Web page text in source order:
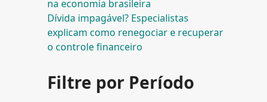
na economia brasileira
Dívida impagável? Especialistas
explicam como renegociar e recuperar
o controle financeiro
Filtre por Período